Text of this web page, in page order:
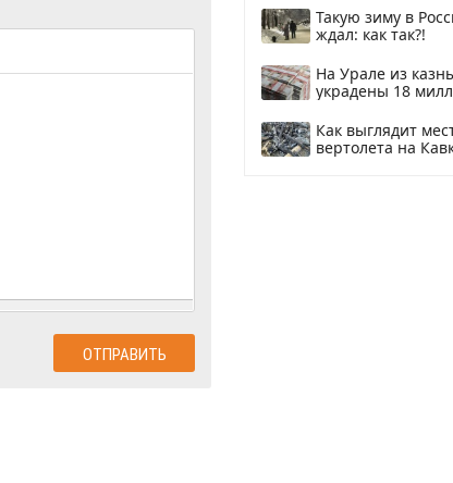
Такую зиму в
ждал: как так?!
На Урале из
украдены 18
Как выглядит
вертолета на